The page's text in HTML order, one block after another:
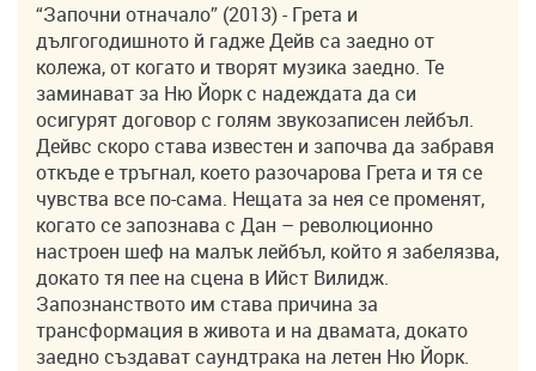
“Започни отначало” (2013) - Грета и
дългогодишното й гадже Дейв са заедно от
колежа, от когато и творят музика заедно. Те
заминават за Ню Йорк с надеждата да си
осигурят договор с голям звукозаписен лейбъл.
Дейвс скоро става известен и започва да забравя
откъде е тръгнал, което разочарова Грета и тя се
чувства все по-сама. Нещата за нея се променят,
когато се запознава с Дан – революционно
настроен шеф на малък лейбъл, който я забелязва,
докато тя пее на сцена в Ийст Вилидж.
Запознанството им става причина за
трансформация в живота и на двамата, докато
заедно създават саундтрака на летен Ню Йорк.